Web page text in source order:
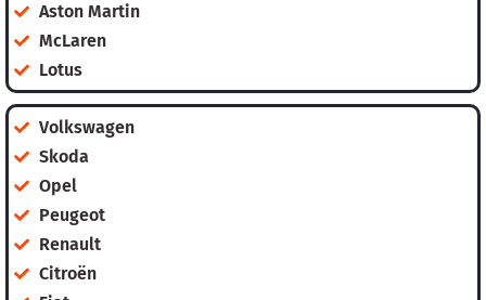
Aston Martin
McLaren
Lotus
Volkswagen
Skoda
Opel
Peugeot
Renault
Citroën